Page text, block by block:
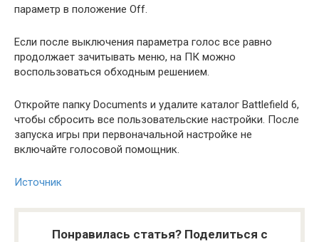
параметр в положение Off.
Если после выключения параметра голос все равно
продолжает зачитывать меню, на ПК можно
воспользоваться обходным решением.
Откройте папку Documents и удалите каталог Battlefield 6,
чтобы сбросить все пользовательские настройки. После
запуска игры при первоначальной настройке не
включайте голосовой помощник.
Источник
Понравилась статья? Поделиться с